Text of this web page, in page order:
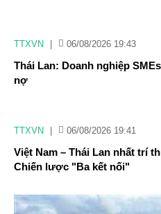
TTXVN 06/08/2026 19:43
Thái Lan: Doanh nghiệp
nợ
TTXVN 06/08/2026 19:41
Việt Nam – Thái Lan nhất trí
Chiến lược "Ba kết nối"